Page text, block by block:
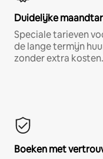
Duidelijke
Speciale tarieven
de lange termijn
zonder extra
Boeken met